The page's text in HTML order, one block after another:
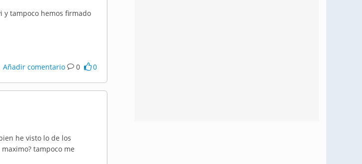
y tampoco hemos firmado
Añadir comentario 0 0
he visto lo de los
tampoco me